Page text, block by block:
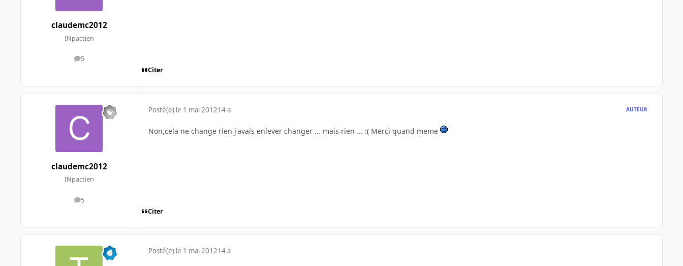
claudemc2012
INpactien
5
messages
Citer
claudemc2012
INpactien
5
messages
Posté(e) le 1 mai 201214 a AUTEUR
Non,cela ne change rien j'avais enlever changer ... mais rien ... :( Merci quand meme
Citer
Posté(e) le 1 mai 201214 a